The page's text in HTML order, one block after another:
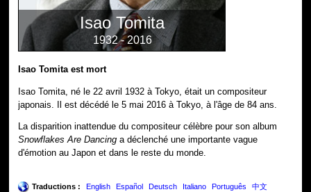
Isao Tomita
1932 - 2016
Isao Tomita est mort
Isao Tomita, né le 22 avril 1932 à Tokyo, était un compositeur
japonais. Il est décédé le 5 mai 2016 à Tokyo, à l'âge de 84 ans.
La disparition inattendue du compositeur célèbre pour son album
Snowflakes Are Dancing a déclenché une importante vague
d'émotion au Japon et dans le reste du monde.
Traductions : English Español Deutsch Italiano Português 中文